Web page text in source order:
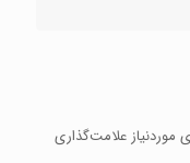
علامت‌گذاری